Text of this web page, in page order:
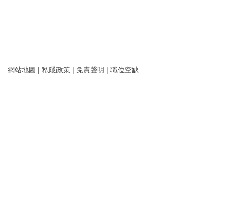
網站地圖 | 私隱政策 | 免責聲明 | 職位空缺